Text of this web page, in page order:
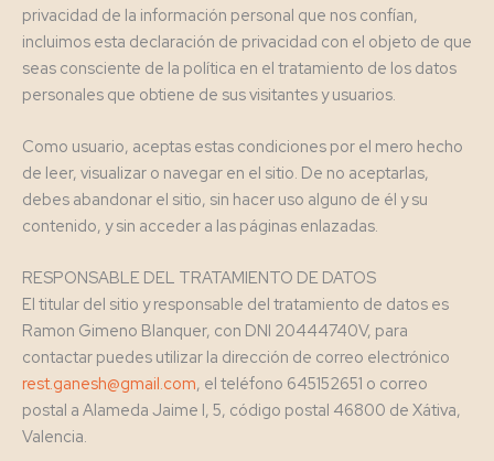
privacidad de la información personal que nos confían,
incluimos esta declaración de privacidad con el objeto de que
seas consciente de la política en el tratamiento de los datos
personales que obtiene de sus visitantes y usuarios.
Como usuario, aceptas estas condiciones por el mero hecho
de leer, visualizar o navegar en el sitio. De no aceptarlas,
debes abandonar el sitio, sin hacer uso alguno de él y su
contenido, y sin acceder a las páginas enlazadas.
RESPONSABLE DEL TRATAMIENTO DE DATOS
El titular del sitio y responsable del tratamiento de datos es
Ramon Gimeno Blanquer, con DNI 20444740V, para
contactar puedes utilizar la dirección de correo electrónico
rest.ganesh@gmail.com, el teléfono 645152651 o correo
postal a Alameda Jaime I, 5, código postal 46800 de Xátiva,
Valencia.